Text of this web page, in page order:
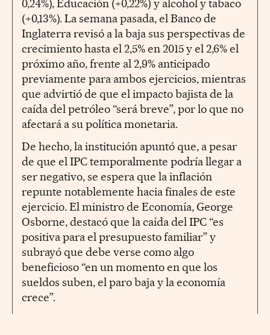
0,24%), Educación (+0,22%) y alcohol y tabaco
(+0,13%). La semana pasada, el Banco de
Inglaterra revisó a la baja sus perspectivas de
crecimiento hasta el 2,5% en 2015 y el 2,6% el
próximo año, frente al 2,9% anticipado
previamente para ambos ejercicios, mientras
que advirtió de que el impacto bajista de la
caída del petróleo “será breve”, por lo que no
afectará a su política monetaria.
De hecho, la institución apuntó que, a pesar
de que el IPC temporalmente podría llegar a
ser negativo, se espera que la inflación
repunte notablemente hacia finales de este
ejercicio. El ministro de Economía, George
Osborne, destacó que la caída del IPC “es
positiva para el presupuesto familiar” y
subrayó que debe verse como algo
beneficioso “en un momento en que los
sueldos suben, el paro baja y la economía
crece”.